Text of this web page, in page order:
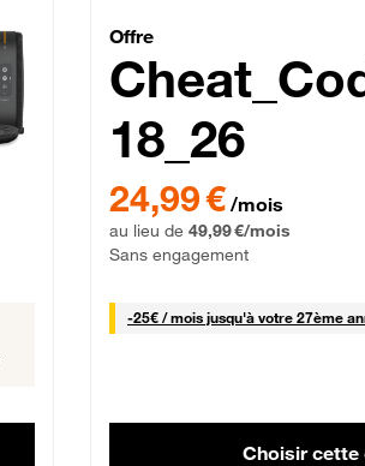
Cheat_Code
Offre
18_26
24,99 € /mois
au lieu de 49,99 €/mois
Sans engagement
-25€ / mois25 € par mois
jusqu'à votre 27ème
Choisir cette